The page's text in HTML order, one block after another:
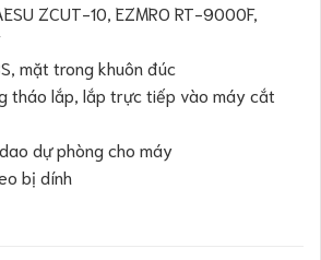
ZCUT-10, EZMRO RT-9000F,
mặt trong khuôn đúc
tháo lắp, lắp trực tiếp vào máy cắt
dự phòng cho máy
bị dính